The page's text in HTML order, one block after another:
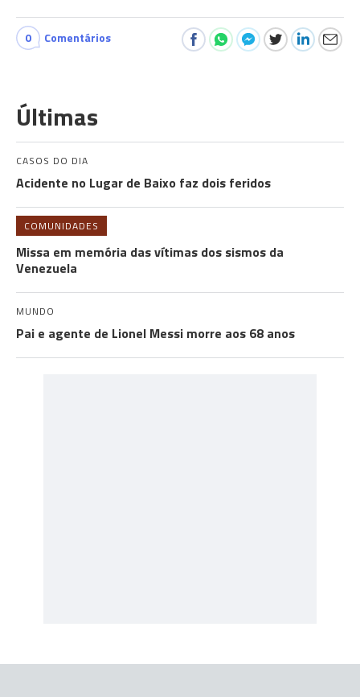
0 Comentários
Últimas
CASOS DO DIA
Acidente no Lugar de Baixo faz dois feridos
COMUNIDADES
Missa em memória das vítimas dos sismos da
Venezuela
MUNDO
Pai e agente de Lionel Messi morre aos 68 anos